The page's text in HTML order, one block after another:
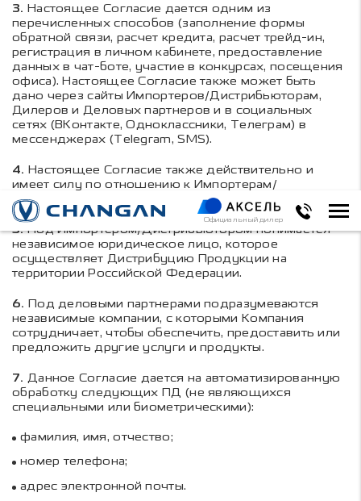
Официальный дилер
3. Настоящее Согласие дается одним из
перечисленных способов (заполнение формы
обратной связи, расчет кредита, расчет трейд-ин,
регистрация в личном кабинете, предоставление
данных в чат-боте, участие в конкурсах, посещения
офиса). Настоящее Согласие также может быть
дано через сайты Импортеров/Дистрибьюторам,
Дилеров и Деловых партнеров и в социальных
сетях (ВКонтакте, Одноклассники, Телеграм) в
мессенджерах (Telegram, SMS).
4. Настоящее Согласие также действительно и
имеет силу по отношению к Импортерам/
Дистрибьюторам, Деловым Партнерам.
5.Под Импортером/Дистрибьютором понимается
независимое юридическое лицо, которое
осуществляет Дистрибуцию Продукции на
территории Российской Федерации.
6. Под деловыми партнерами подразумеваются
независимые компании, с которыми Компания
сотрудничает, чтобы обеспечить, предоставить или
предложить другие услуги и продукты.
7. Данное Согласие дается на автоматизированную
обработку следующих ПД (не являющихся
специальными или биометрическими):
фамилия, имя, отчество;
номер телефона;
адрес электронной почты.